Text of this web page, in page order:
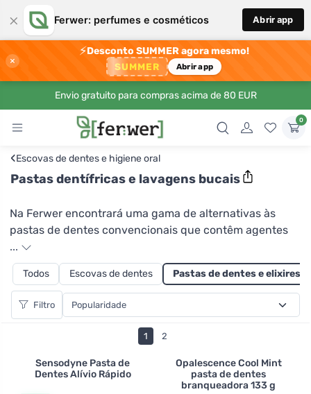
× Ferwer: perfumes e cosméticos Abrir app
×
⚡Desconto SUMMER agora mesmo!
SUMMER Abrir app
Envio gratuito para compras acima de 80 EUR
0
‹Escovas de dentes e higiene oral
Pastas dentífricas e lavagens bucais
Na Ferwer encontrará uma gama de alternativas às
pastas de dentes convencionais que contêm agentes
químicos espumantes e branqueadores. Quer evitar
embalagens de plástico desnecessárias? Para além de
pasta de dentes natural num tubo, também pode
experimentar pastas de dentes em tubos retornáveis de
Kvitok, pasta de dentes para dentes sensíveis num
frasco, pastilhas de pasta de dentes que são óptimas
para viajar ou pasta de dentes sólida Lamazuna.
Também pode complementar os seus cuidados orais
com produtos para lavar a boca, tais como os de laranja
...
Todos Escovas de dentes Pastas de dentes e elixires
Filtro
1 2
Sensodyne Pasta de
Dentes Alívio Rápido
Opalescence Cool Mint
pasta de dentes
branqueadora 133 g